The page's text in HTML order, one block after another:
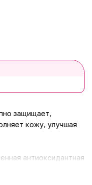
защищает,
кожу, улучшая
антиоксидантная
и меди заряжает